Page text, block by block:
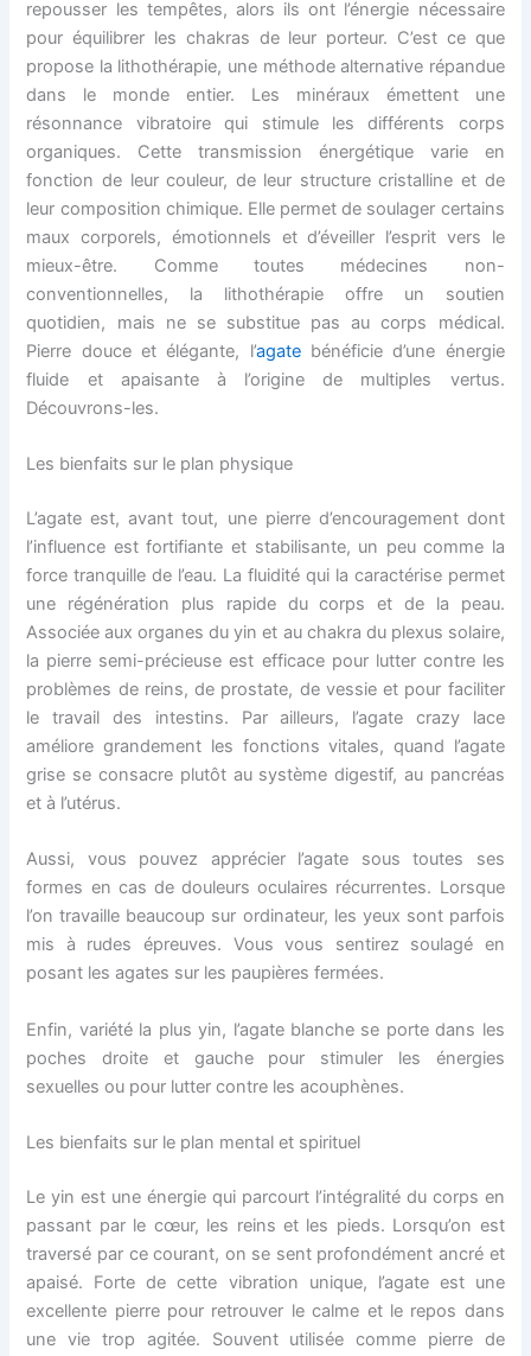
repousser les tempêtes, alors ils ont l’énergie nécessaire
pour équilibrer les chakras de leur porteur. C’est ce que
propose la lithothérapie, une méthode alternative répandue
dans le monde entier. Les minéraux émettent une
résonnance vibratoire qui stimule les différents corps
organiques. Cette transmission énergétique varie en
fonction de leur couleur, de leur structure cristalline et de
leur composition chimique. Elle permet de soulager certains
maux corporels, émotionnels et d’éveiller l’esprit vers le
mieux-être. Comme toutes médecines non-
conventionnelles, la lithothérapie offre un soutien
quotidien, mais ne se substitue pas au corps médical.
Pierre douce et élégante, l’agatebénéficie d’une énergie
fluide et apaisante à l’origine de multiples vertus.
Découvrons-les.
Les bienfaits sur le plan physique
L’agate est, avant tout, une pierre d’encouragement dont
l’influence est fortifiante et stabilisante, un peu comme la
force tranquille de l’eau. La fluidité qui la caractérise permet
une régénération plus rapide du corps et de la peau.
Associée aux organes du yin et au chakra du plexus solaire,
la pierre semi-précieuse est efficace pour lutter contre les
problèmes de reins, de prostate, de vessie et pour faciliter
le travail des intestins. Par ailleurs, l’agate crazy lace
améliore grandement les fonctions vitales, quand l’agate
grise se consacre plutôt au système digestif, au pancréas
et à l’utérus.
Aussi, vous pouvez apprécier l’agate sous toutes ses
formes en cas de douleurs oculaires récurrentes. Lorsque
l’on travaille beaucoup sur ordinateur, les yeux sont parfois
mis à rudes épreuves. Vous vous sentirez soulagé en
posant les agates sur les paupières fermées.
Enfin, variété la plus yin, l’agate blanche se porte dans les
poches droite et gauche pour stimuler les énergies
sexuelles ou pour lutter contre les acouphènes.
Les bienfaits sur le plan mental et spirituel
Le yin est une énergie qui parcourt l’intégralité du corps en
passant par le cœur, les reins et les pieds. Lorsqu’on est
traversé par ce courant, on se sent profondément ancré et
apaisé. Forte de cette vibration unique, l’agate est une
excellente pierre pour retrouver le calme et le repos dans
une vie trop agitée. Souvent utilisée comme pierre de